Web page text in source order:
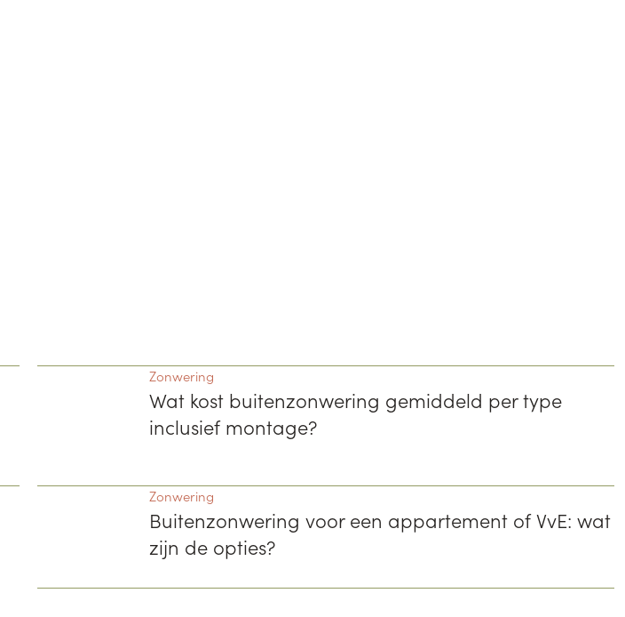
Zonwering
Wat kost buitenzonwering gemiddeld per type
inclusief montage?
Zonwering
Buitenzonwering voor een appartement of VvE: wat
zijn de opties?